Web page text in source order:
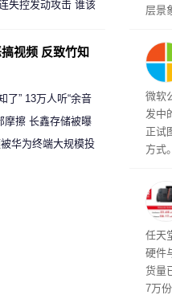
层景
然》
微软
发中
正试
方式
a）
发工
注。
界》
任天
硬件
货量
7万
乌托邦”
失控发动攻击 谁该
视频 反致竹知
了” 13万人听“余音
摩擦 长鑫存储被曝
逐出研发基地
华为终端大规模投